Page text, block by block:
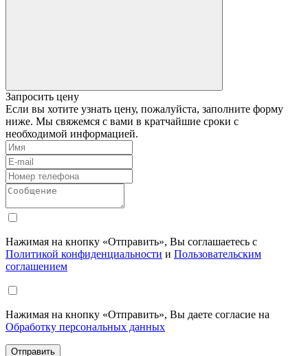
Запросить цену
Если вы хотите узнать цену, пожалуйста, заполните форму
ниже. Мы свяжемся с вами в кратчайшие сроки с
необходимой информацией.
Нажимая на кнопку «Отправить», Вы соглашаетесь с
Политикой конфиденциальности и Пользовательским
соглашением
Нажимая на кнопку «Отправить», Вы даете согласие на
Обработку персональных данных
Отправить